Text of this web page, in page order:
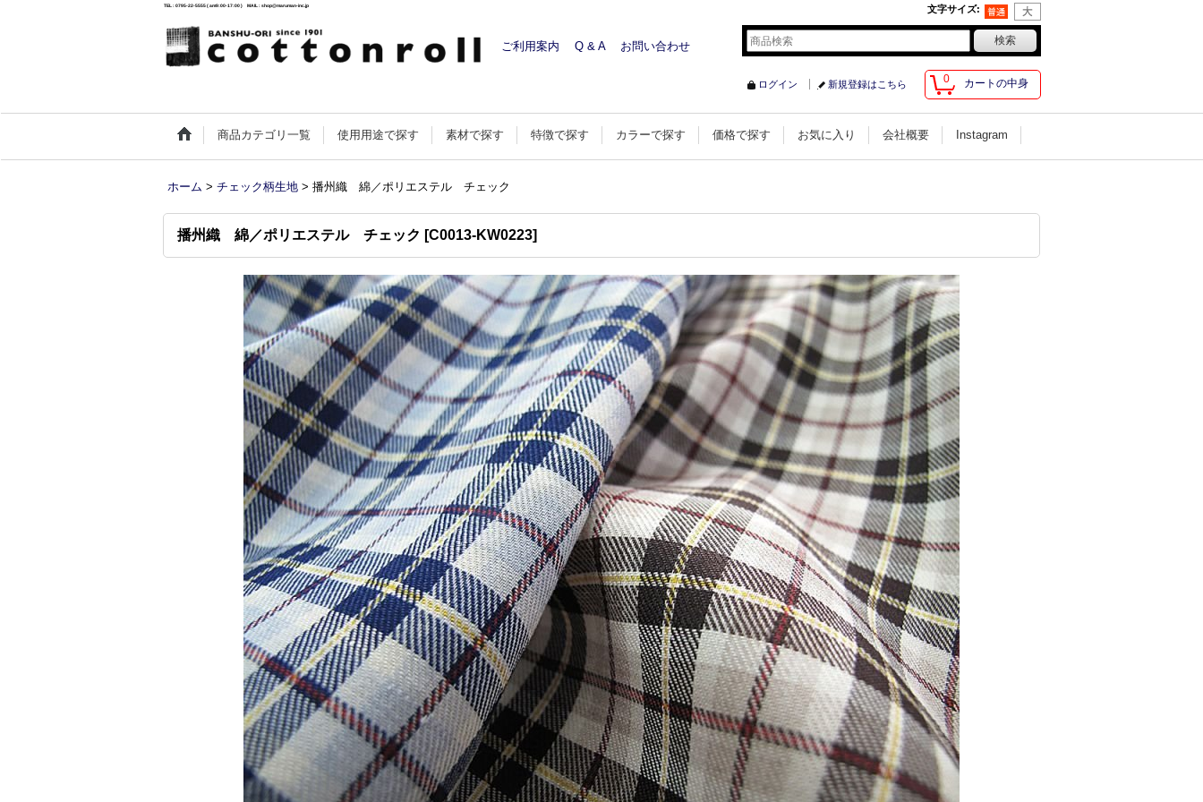
TEL : 0795-22-5555 ( am9:00-17:00 ) MAIL : shop@maruman-inc.jp 文字サイズ:
ご利用案内 Q & A お問い合わせ
0 カートの中身
ログイン 新規登録はこちら
商品カテゴリ一覧 使用用途で探す 素材で探す 特徴で探す カラーで探す 価格で探す お気に入り 会社概要 Instagram
ホーム > チェック柄生地 > 播州織 綿／ポリエステル チェック
播州織 綿／ポリエステル チェック [C0013-KW0223]